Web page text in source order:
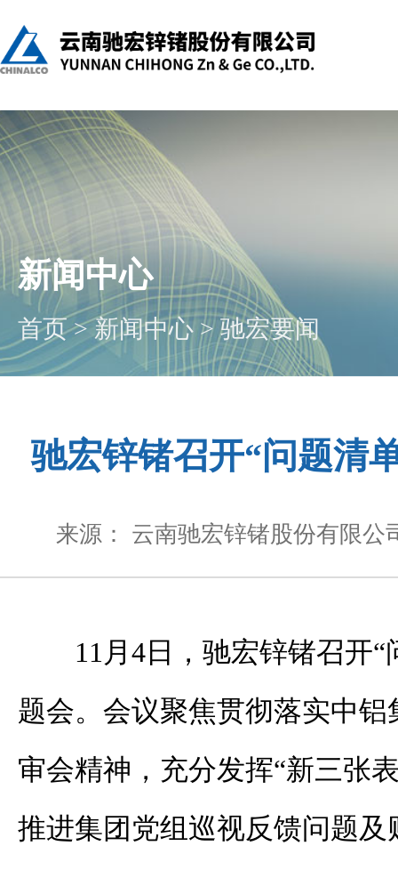
新闻中心
首页>新闻中心 >驰宏要闻
驰宏锌锗召开“问题清
来源： 云南驰宏锌锗股份有限公
11月4日，驰宏锌锗召开
题会。会议聚焦贯彻落实中铝
审会精神，充分发挥“新三张
推进集团党组巡视反馈问题